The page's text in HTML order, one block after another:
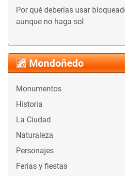
Mondoñedo
Monumentos
Historia
La Ciudad
Naturaleza
Personajes
Ferias y fiestas
Por qué deberías usar
aunque no haga sol